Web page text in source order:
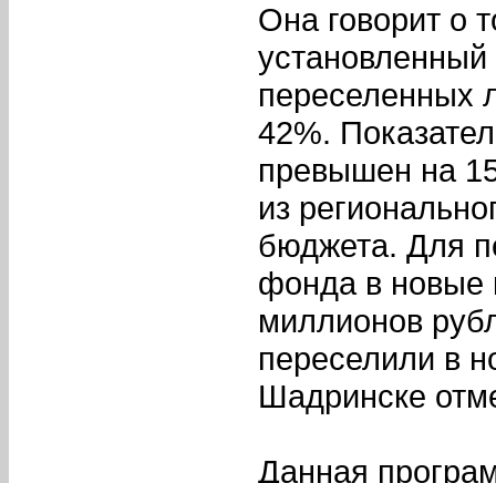
Она говорит о
переселенных
42%.
превышен на
из
бюджета. Для
фонда в новые
миллионов
переселили в
Шадринске
Данная